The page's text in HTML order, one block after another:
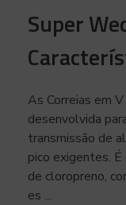
Super
As Correias em
desenvolvida
transmissão de
pico exigentes.
de cloropreno,
es ...